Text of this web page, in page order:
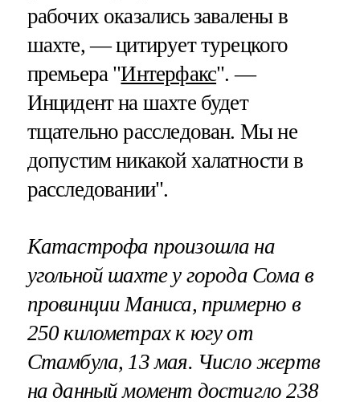
рабочих оказались завалены в
шахте, — цитирует турецкого
премьера "Интерфакс". —
Инцидент на шахте будет
тщательно расследован. Мы не
допустим никакой халатности в
расследовании".
Катастрофа произошла на
угольной шахте у города Сома в
провинции Маниса, примерно в
250 километрах к югу от
Стамбула, 13 мая. Число жертв
на данный момент достигло 238